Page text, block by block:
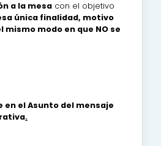
a la mesa con el objetivo
única finalidad, motivo
modo en que NO se
el Asunto del mensaje
.